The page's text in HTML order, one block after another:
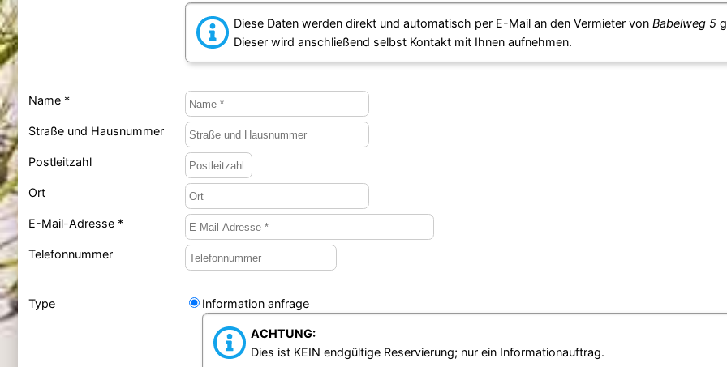
Diese Daten werden direkt und automatisch per E-Mail an den Vermieter von Babelweg 5
Dieser wird anschließend selbst Kontakt mit Ihnen aufnehmen.
Name *
Straße und Hausnummer
Postleitzahl
Ort
E-Mail-Adresse *
Telefonnummer
Type Information anfrage
ACHTUNG:
Dies ist KEIN endgültige Reservierung; nur ein Informationauftrag.